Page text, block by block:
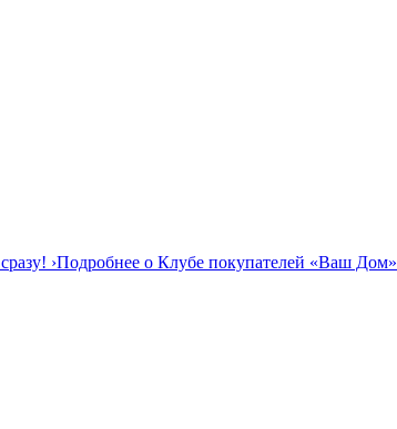
сразу! ›Подробнее о Клубе покупателей «Ваш Дом»